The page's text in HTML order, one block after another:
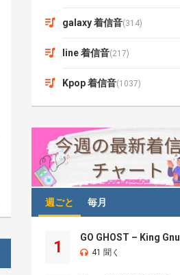
galaxy 着信音(314)
line 着信音(217)
Kpop 着信音(1037)
週ごと 毎月
1
GO GHOST – King Gnu
41 聞く